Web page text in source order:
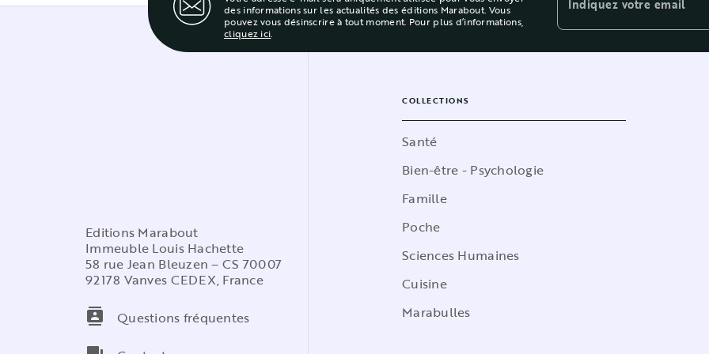
des informations sur les actualités des éditions Marabout. Vous
pouvez vous désinscrire à tout moment. Pour plus d’informations,
cliquez ici.
Indiquez votre email
Editions Marabout
Immeuble Louis Hachette
58 rue Jean Bleuzen – CS 70007
92178 Vanves CEDEX, France
contacts
Questions fréquentes
COLLECTIONS
Santé
Bien-être - Psychologie
Famille
Poche
Sciences Humaines
Cuisine
Marabulles